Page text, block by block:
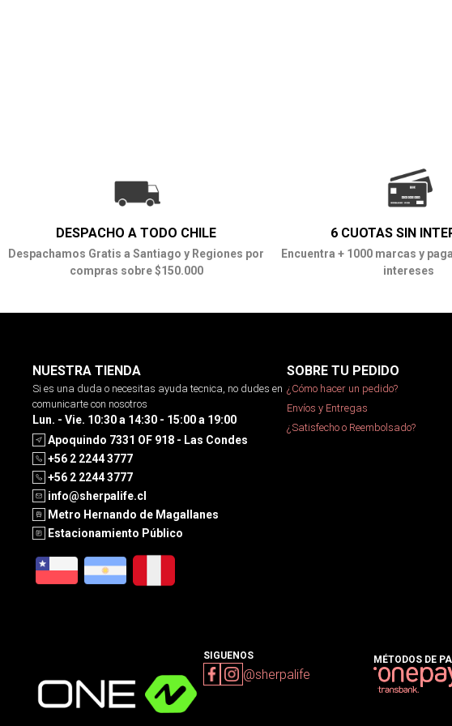
DESPACHO A TODO CHILE
Despachamos Gratis a Santiago y Regiones por
compras sobre $150.000
6 CUOTAS SIN
Encuentra + 1000 marcas y
intereses
NUESTRA TIENDA
Si es una duda o necesitas ayuda tecnica, no dudes en
comunicarte con nosotros
Lun. - Vie. 10:30 a 14:30 - 15:00 a 19:00
Apoquindo 7331 OF 918 - Las Condes
+56 2 2244 3777
+56 2 2244 3777
info@sherpalife.cl
Metro Hernando de Magallanes
Estacionamiento Público
SOBRE TU PEDIDO
¿Cómo hacer un pedido?
Envíos y Entregas
¿Satisfecho o Reembolsado?
SIGUENOS
@sherpalife
MÉTODOS DE